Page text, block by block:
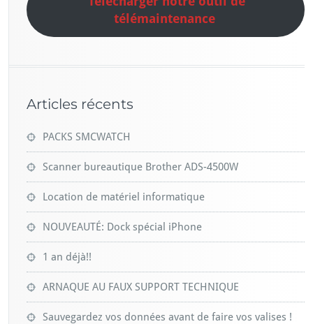
télémaintenance
Articles récents
PACKS SMCWATCH
Scanner bureautique Brother ADS-4500W
Location de matériel informatique
NOUVEAUTÉ: Dock spécial iPhone
1 an déjà!!
ARNAQUE AU FAUX SUPPORT TECHNIQUE
Sauvegardez vos données avant de faire vos valises !